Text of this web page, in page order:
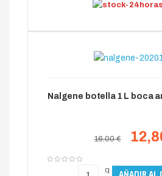
Nalgene botella 1 L boca
16.00 €